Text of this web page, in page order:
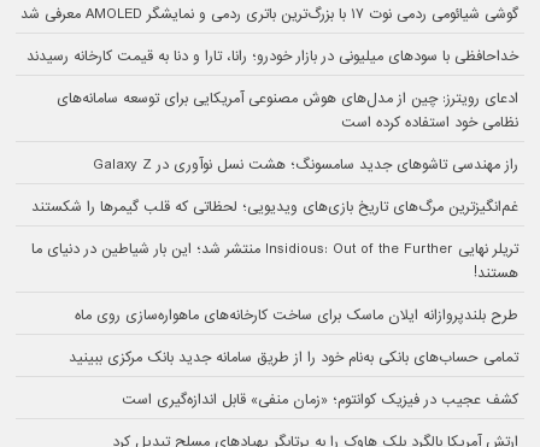
گوشی شیائومی ردمی نوت ۱۷ با بزرگ‌ترین باتری ردمی و نمایشگر AMOLED معرفی شد
خداحافظی با سودهای میلیونی در بازار خودرو؛ رانا، تارا و دنا به قیمت کارخانه رسیدند
ادعای رویترز: چین از مدل‌های هوش مصنوعی آمریکایی برای توسعه سامانه‌های
نظامی خود استفاده کرده است
راز مهندسی تاشوهای جدید سامسونگ؛ هشت نسل نوآوری در Galaxy Z
غم‌انگیزترین مرگ‌های تاریخ بازی‌های ویدیویی؛ لحظاتی که قلب گیمرها را شکستند
تریلر نهایی Insidious: Out of the Further منتشر شد؛ این بار شیاطین در دنیای ما
هستند!
طرح بلندپروازانه ایلان ماسک برای ساخت کارخانه‌های ماهواره‌سازی روی ماه
تمامی حساب‌های بانکی به‌نام خود را از طریق سامانه جدید بانک مرکزی ببینید
کشف عجیب در فیزیک کوانتوم؛ «زمان منفی» قابل اندازه‌گیری است
ارتش آمریکا بالگرد بلک هاوک را به پرتابگر پهپادهای مسلح تبدیل کرد